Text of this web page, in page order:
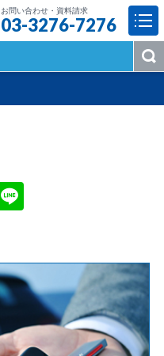
n
,
お問い合わせ・資料請求
03-3276-7276